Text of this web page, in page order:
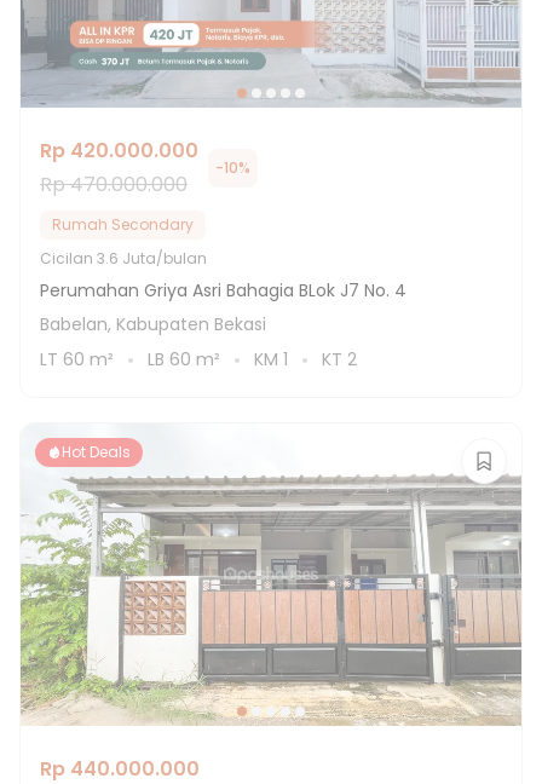
Rp 420.000.000
Rp 470.000.000
-10%
Rumah Secondary
Cicilan 3.6 Juta/bulan
Perumahan Griya Asri Bahagia BLok J7 No. 4
Babelan, Kabupaten Bekasi
LT 60 m² LB 60 m² KM 1 KT 2
Hot Deals
Rp 440.000.000